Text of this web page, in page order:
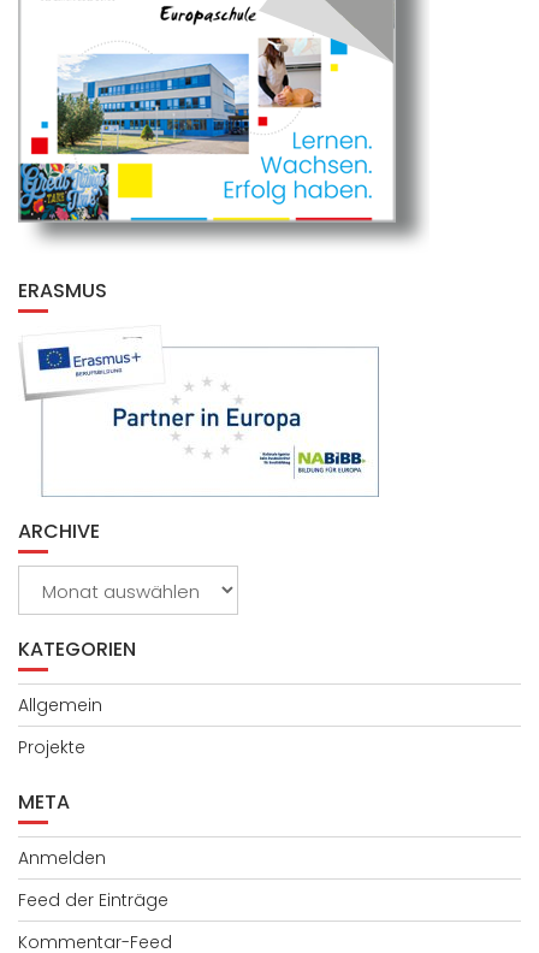
ERASMUS
ARCHIVE
KATEGORIEN
Allgemein
Projekte
META
Anmelden
Feed der Einträge
Kommentar-Feed